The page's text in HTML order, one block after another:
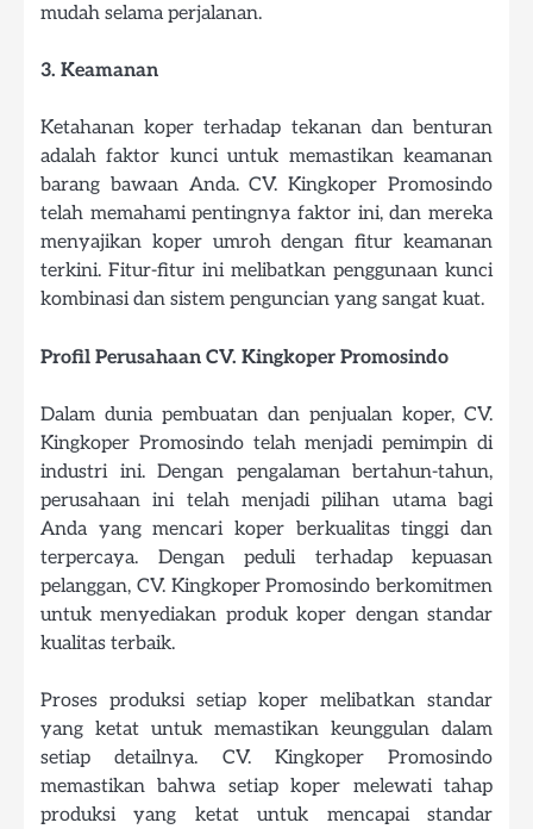
mudah selama perjalanan.
3. Keamanan
Ketahanan koper terhadap tekanan dan benturan
adalah faktor kunci untuk memastikan keamanan
barang bawaan Anda. CV. Kingkoper Promosindo
telah memahami pentingnya faktor ini, dan mereka
menyajikan koper umroh dengan fitur keamanan
terkini. Fitur-fitur ini melibatkan penggunaan kunci
kombinasi dan sistem penguncian yang sangat kuat.
Profil Perusahaan CV. Kingkoper Promosindo
Dalam dunia pembuatan dan penjualan koper, CV.
Kingkoper Promosindo telah menjadi pemimpin di
industri ini. Dengan pengalaman bertahun-tahun,
perusahaan ini telah menjadi pilihan utama bagi
Anda yang mencari koper berkualitas tinggi dan
terpercaya. Dengan peduli terhadap kepuasan
pelanggan, CV. Kingkoper Promosindo berkomitmen
untuk menyediakan produk koper dengan standar
kualitas terbaik.
Proses produksi setiap koper melibatkan standar
yang ketat untuk memastikan keunggulan dalam
setiap detailnya. CV. Kingkoper Promosindo
memastikan bahwa setiap koper melewati tahap
produksi yang ketat untuk mencapai standar